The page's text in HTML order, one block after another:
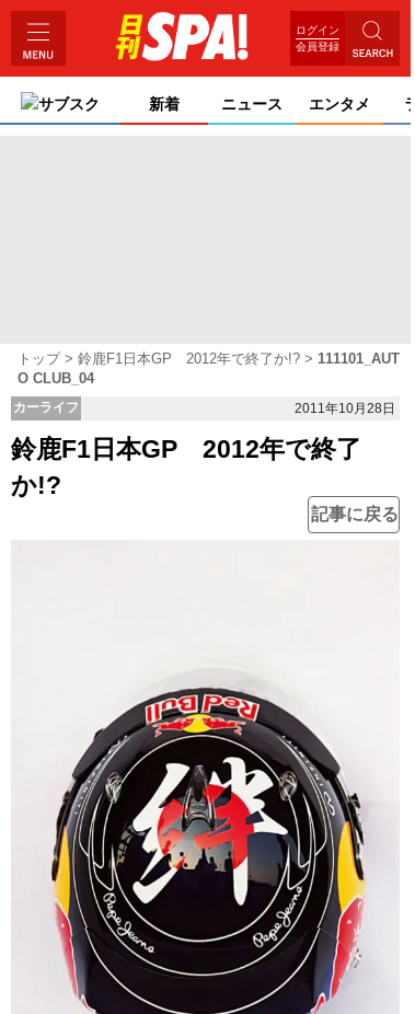
ログイン
会員登録
サブスク 新着 ニュース エンタメ
トップ 鈴鹿F1日本GP 2012年で終了か!?
111101_AUT
O CLUB_04
カーライフ 2011年10月28日
鈴鹿F1日本GP 2012年で終了
か!?
記事に戻る